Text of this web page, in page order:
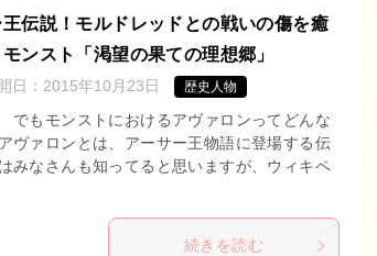
伝説！モルドレッドとの戦いの傷を癒
ンスト「渇望の果ての理想郷」
日： 2015年10月23日 歴史人物
でもモンストにおけるアヴァロンってどんな
ヴァロンとは、アーサー王物語に登場する伝
みなさんも知ってると思いますが、ウィキペ
続きを読む